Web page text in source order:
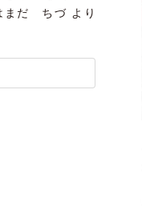
まだ ちづ より